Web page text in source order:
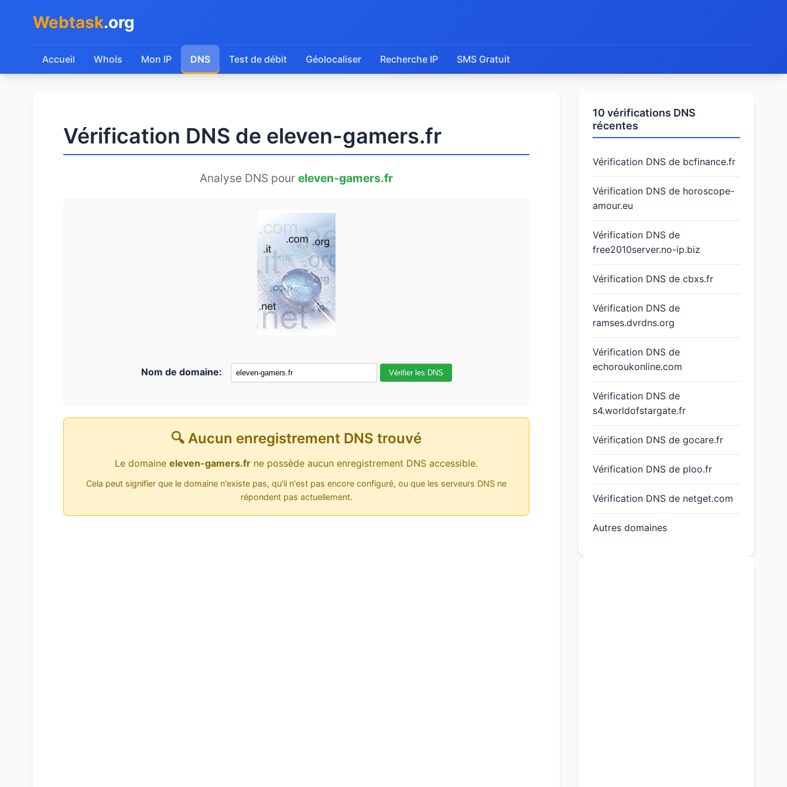
Webtask.org
Accueil Whois Mon IP DNS Test de débit Géolocaliser Recherche IP SMS Gratuit
Vérification DNS de eleven-gamers.fr
Analyse DNS pour eleven-gamers.fr
Nom de domaine: Vérifier les DNS
🔍 Aucun enregistrement DNS trouvé
Le domaine eleven-gamers.fr ne possède aucun enregistrement DNS accessible.
Cela peut signifier que le domaine n'existe pas, qu'il n'est pas encore configuré, ou que les serveurs DNS ne
répondent pas actuellement.
10 vérifications DNS
récentes
Vérification DNS de bcfinance.fr
Vérification DNS de horoscope-
amour.eu
Vérification DNS de
free2010server.no-ip.biz
Vérification DNS de cbxs.fr
Vérification DNS de
ramses.dvrdns.org
Vérification DNS de
echoroukonline.com
Vérification DNS de
s4.worldofstargate.fr
Vérification DNS de gocare.fr
Vérification DNS de ploo.fr
Vérification DNS de netget.com
Autres domaines